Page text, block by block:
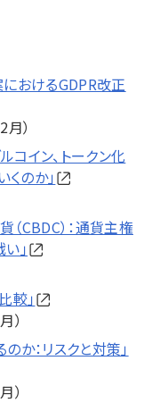
におけるGDPR改正
）
コイン、トークン化
のか」
CBDC）：通貨主権
」
較」
）
か：リスクと対策」
）